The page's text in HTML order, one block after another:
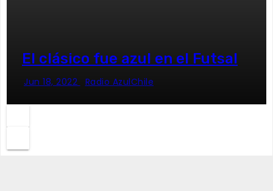
El clásico fue azul en el Futsal
Jun 18, 2022 Radio AzulChile